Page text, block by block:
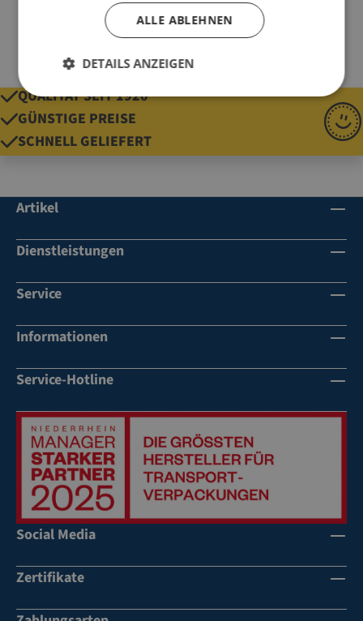
QUALITÄT SEIT 1920
GÜNSTIGE PREISE
SCHNELL GELIEFERT
Artikel
Dienstleistungen
Service
Informationen
Service-Hotline
Social Media
Zertifikate
ALLE ABLEHNEN
DETAILS ANZEIGEN